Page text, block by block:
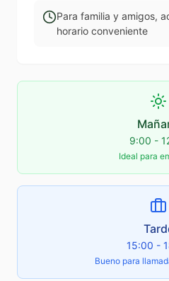
Para familia y amigos,
horario conveniente
9:00 -
Ideal para
15:00 -
Bueno para